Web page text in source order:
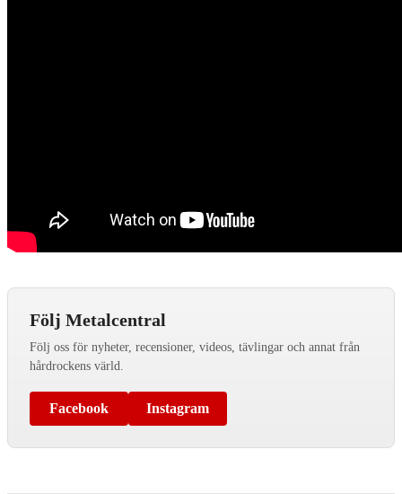
Följ Metalcentral
Följ oss för nyheter, recensioner, videos, tävlingar och annat från
hårdrockens värld.
Facebook Instagram